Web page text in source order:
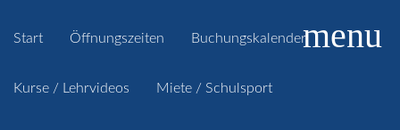
Start Öffnungszeiten Buchungskalender
Kurse / Lehrvideos Miete / Schulsport
menu